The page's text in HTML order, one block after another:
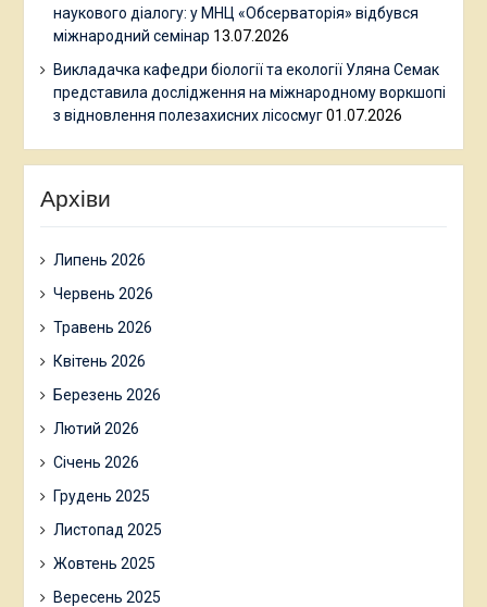
наукового діалогу: у МНЦ «Обсерваторія» відбувся
міжнародний семінар 13.07.2026
Викладачка кафедри біології та екології Уляна Семак
представила дослідження на міжнародному воркшопі
з відновлення полезахисних лісосмуг 01.07.2026
Архіви
Липень 2026
Червень 2026
Травень 2026
Квітень 2026
Березень 2026
Лютий 2026
Січень 2026
Грудень 2025
Листопад 2025
Жовтень 2025
Вересень 2025